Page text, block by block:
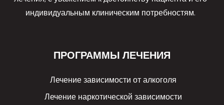
индивидуальным клиническим потребностям.
ПРОГРАММЫ ЛЕЧЕНИЯ
Лечение зависимости от алкоголя
Лечение наркотической зависимости